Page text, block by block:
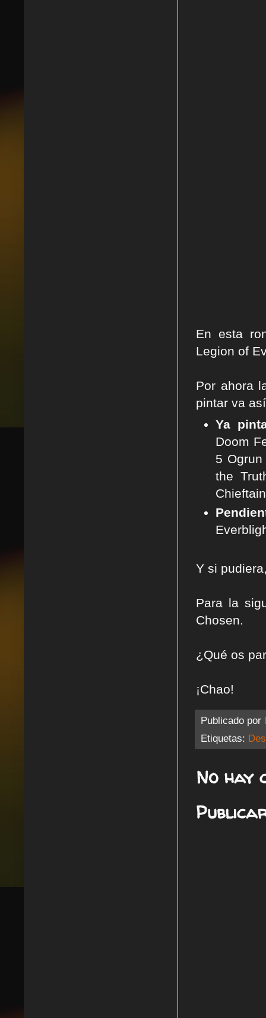
En esta
Legion of
Por ahora
pintar va
Ya
Doom
5
the
Y si
Para la
Chosen.
¿Qué os
¡Chao!
Publicado por
Etiquetas:
No hay